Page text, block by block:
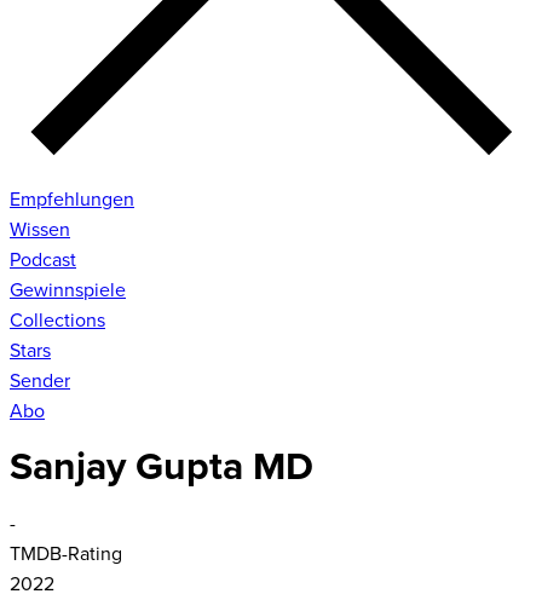
Empfehlungen
Wissen
Podcast
Gewinnspiele
Collections
Stars
Sender
Abo
Sanjay Gupta MD
-
TMDB-Rating
2022